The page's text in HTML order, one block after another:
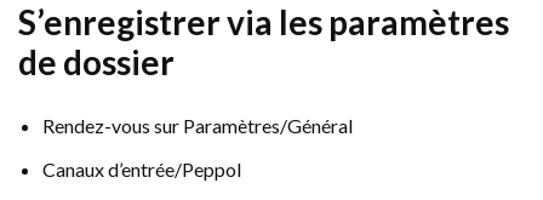
S’enregistrer via les paramètres
de dossier
Rendez-vous sur Paramètres/Général
Canaux d’entrée/Peppol